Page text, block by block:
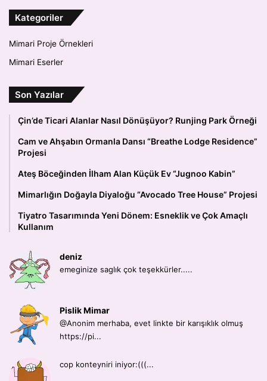
Kategoriler
Mimari Proje Örnekleri
Mimari Eserler
Son Yazılar
Çin’de Ticari Alanlar Nasıl Dönüşüyor? Runjing Park Örneği
Cam ve Ahşabın Ormanla Dansı “Breathe Lodge Residence”
Projesi
Ateş Böceğinden İlham Alan Küçük Ev “Jugnoo Kabin”
Mimarlığın Doğayla Diyaloğu “Avocado Tree House” Projesi
Tiyatro Tasarımında Yeni Dönem: Esneklik ve Çok Amaçlı
Kullanım
deniz
emeginize saglık çok teşekkürler.....
Pislik Mimar
@Anonim merhaba, evet linkte bir karışıklık olmuş
https://pi...
cop konteyniri iniyor:(((...